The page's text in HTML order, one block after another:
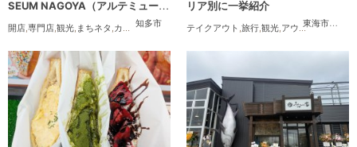
知多市
SEUM NAGOYA（アルテミュージ
アムナゴヤ）」が2026年11月下旬
にオープン
開店 専門店 観光 まちネタ カップル ,友人 東海市
,大府
リア別に一挙紹介
テイクアウト 旅行 観光 アウトドア , まちネ